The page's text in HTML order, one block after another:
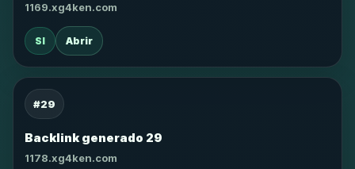
1169.xg4ken.com
SI Abrir
#29
Backlink generado 29
1178.xg4ken.com